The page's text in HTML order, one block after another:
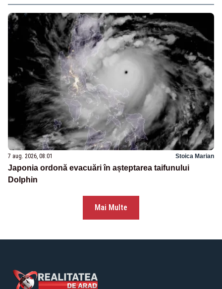
7 aug. 2026, 08:01 Stoica Marian
Japonia ordonă evacuări în așteptarea taifunului
Dolphin
Mai Multe